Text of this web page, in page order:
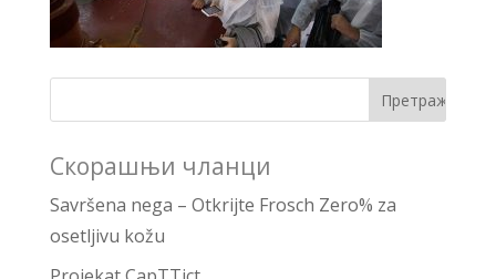
Скорашњи чланци
Savršena nega – Otkrijte Frosch Zero% za
osetljivu kožu